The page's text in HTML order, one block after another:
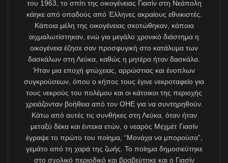
Türkiye makamları da Türkçenin, Türkiye Cumhuriyeti
üzerinden değil de, küçük Kıbrıslıtürk toplumu ve
“Kıbrıslıtürkçesi” üzerinden, üstelik tanımadığı Kıbrıs
Cumhuriyeti’nin inisiyatifiyle AB dili olmasını
istemiyordu. Türkiye’nin politika yapıcıları, Türkçenin
AB resmî dili olarak kabul görmesinin, kendi ülkelerinin
sosyal gelişimine ne büyük olanaklar sunacağını
değerlendirmekten halen uzak görünüyorlar. Oysa
Türkiye’nin AB’ye tam üyelik perspektifi de artık
kalmadığından Türkçenin yakın zamanda ancak Kıbrıs
Cumhuriyeti nedeniyle resmî AB dili olabileceği
aşikârdır.